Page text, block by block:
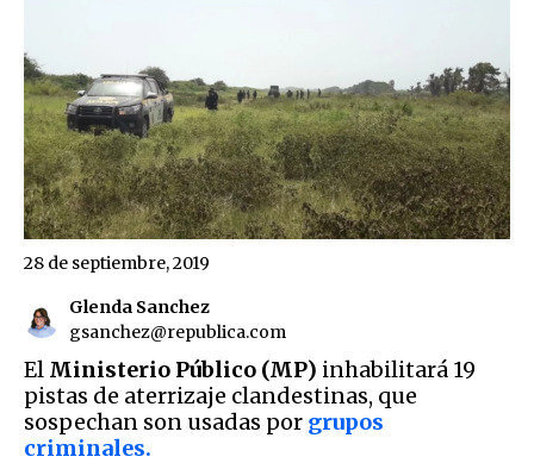
Glenda Sanchez
gsanchez@republica.com
28 de septiembre, 2019
El Ministerio Público (MP) inhabilitará 19
pistas de aterrizaje clandestinas, que
sospechan son usadas por grupos
criminales.